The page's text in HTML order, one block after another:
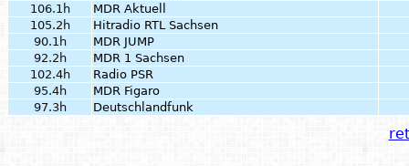
106.1h
MDR Aktuell
105.2h
Hitradio RTL Sachsen
90.1h
MDR JUMP
92.2h
MDR 1 Sachsen
102.4h
Radio PSR
95.4h
MDR Figaro
97.3h
Deutschlandfunk